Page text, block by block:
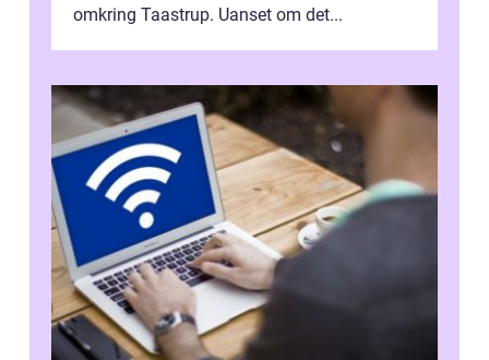
omkring Taastrup. Uanset om det...